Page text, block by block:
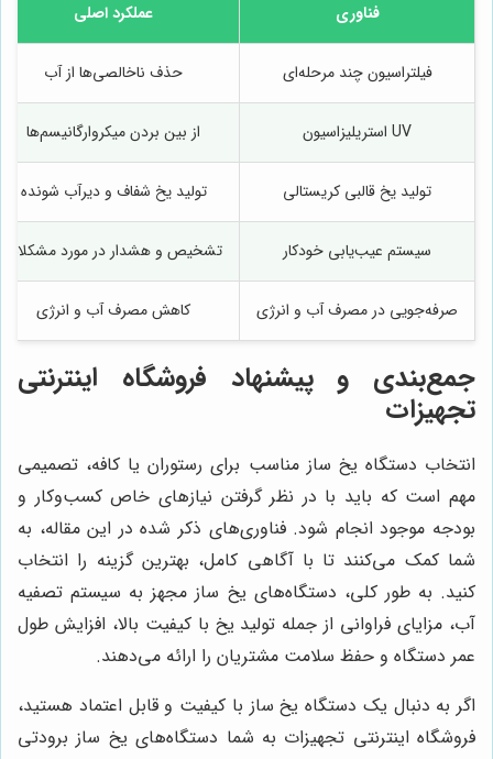
فناوری عملکرد اصلی
فیلتراسیون چند مرحله‌ای حذف ناخالصی‌ها از آب
UV استریلیزاسیون از بین بردن میکروارگانیسم‌ها
تولید یخ قالبی کریستالی تولید یخ شفاف و دیرآب شونده
سیستم عیب‌یابی خودکار تشخیص و هشدار در مورد مشکلات
صرفه‌جویی در مصرف آب و انرژی کاهش مصرف آب و انرژی
جمع‌بندی و پیشنهاد فروشگاه اینترنتی
تجهیزات
انتخاب دستگاه یخ ساز مناسب برای رستوران یا کافه، تصمیمی
مهم است که باید با در نظر گرفتن نیازهای خاص کسب‌وکار و
بودجه موجود انجام شود. فناوری‌های ذکر شده در این مقاله، به
شما کمک می‌کنند تا با آگاهی کامل، بهترین گزینه را انتخاب
کنید. به طور کلی، دستگاه‌های یخ ساز مجهز به سیستم تصفیه
آب، مزایای فراوانی از جمله تولید یخ با کیفیت بالا، افزایش طول
عمر دستگاه و حفظ سلامت مشتریان را ارائه می‌دهند.
اگر به دنبال یک دستگاه یخ ساز با کیفیت و قابل اعتماد هستید،
فروشگاه اینترنتی تجهیزات به شما دستگاه‌های یخ ساز برودتی